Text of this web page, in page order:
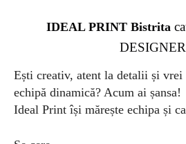
IDEAL PRINT Bistrita
Ești creativ, atent la detalii și
echipă dinamică? Acum ai șansa!
Ideal Print își mărește echipa și